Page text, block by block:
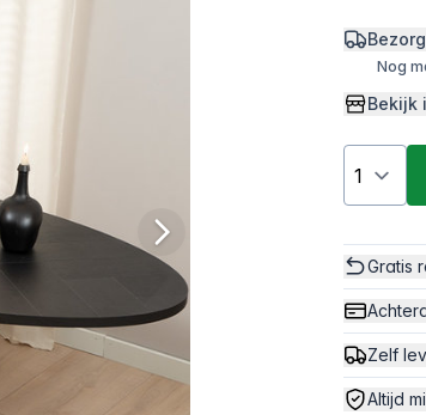
Nog
Bekijk
Gratis
Zelf
Altijd